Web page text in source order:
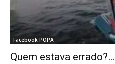
Facebook POPA
Quem estava errado?…